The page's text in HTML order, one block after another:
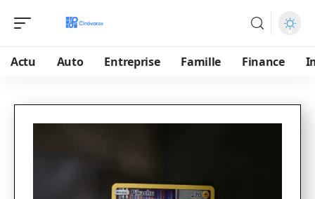
Actu Auto Entreprise Famille Finance